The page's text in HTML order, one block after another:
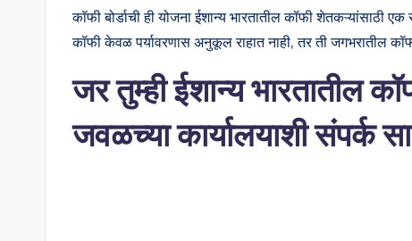
कॉफी बोर्डाची ही योजना ईशान्य भारतातील कॉफी
कॉफी केवळ पर्यावरणास अनुकूल राहात नाही, तर ती जगभरातील
जर तुम्ही ईशान्य भारतातील
जवळच्या कार्यालयाशी संपर्क